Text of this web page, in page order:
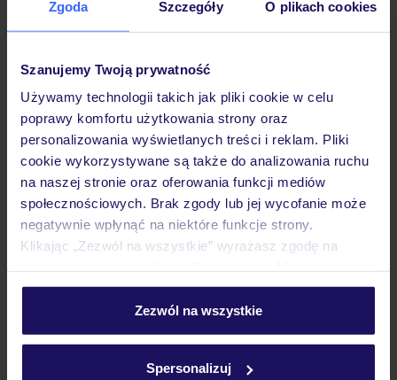
Zgoda Szczegóły O plikach cookies
Szanujemy Twoją prywatność
Używamy technologii takich jak pliki cookie w celu
poprawy komfortu użytkowania strony oraz
personalizowania wyświetlanych treści i reklam. Pliki
cookie wykorzystywane są także do analizowania ruchu
na naszej stronie oraz oferowania funkcji mediów
społecznościowych. Brak zgody lub jej wycofanie może
negatywnie wpłynąć na niektóre funkcje strony.
Klikając „Zezwól na wszystkie” wyrażasz zgodę na
personalizować swój wybór wchodząc w zakładkę
Szczegółowe informacje o plikach cookie znajdziesz
Zezwól na wszystkie
Spersonalizuj
Hotel
Pokoje
Wyżywienie
Atrakcje